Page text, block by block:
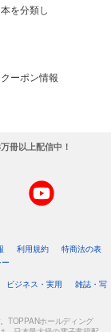
を分類し
ーポン情報
冊以上配信中！
利用規約
特商法の表
ビジネス・実用
雑誌・写
TOPPANホールディング